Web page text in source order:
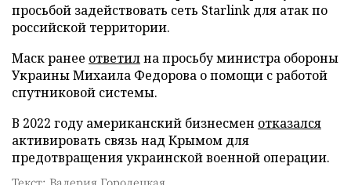
просьбой задействовать сеть Starlink для атак по
российской территории.
Маск ранее ответилна просьбу министра обороны
Украины Михаила Федорова о помощи с работой
спутниковой системы.
В 2022 году американский бизнесмен отказался
активировать связь над Крымом для
предотвращения украинской военной операции.
Текст: Валерия Городецкая